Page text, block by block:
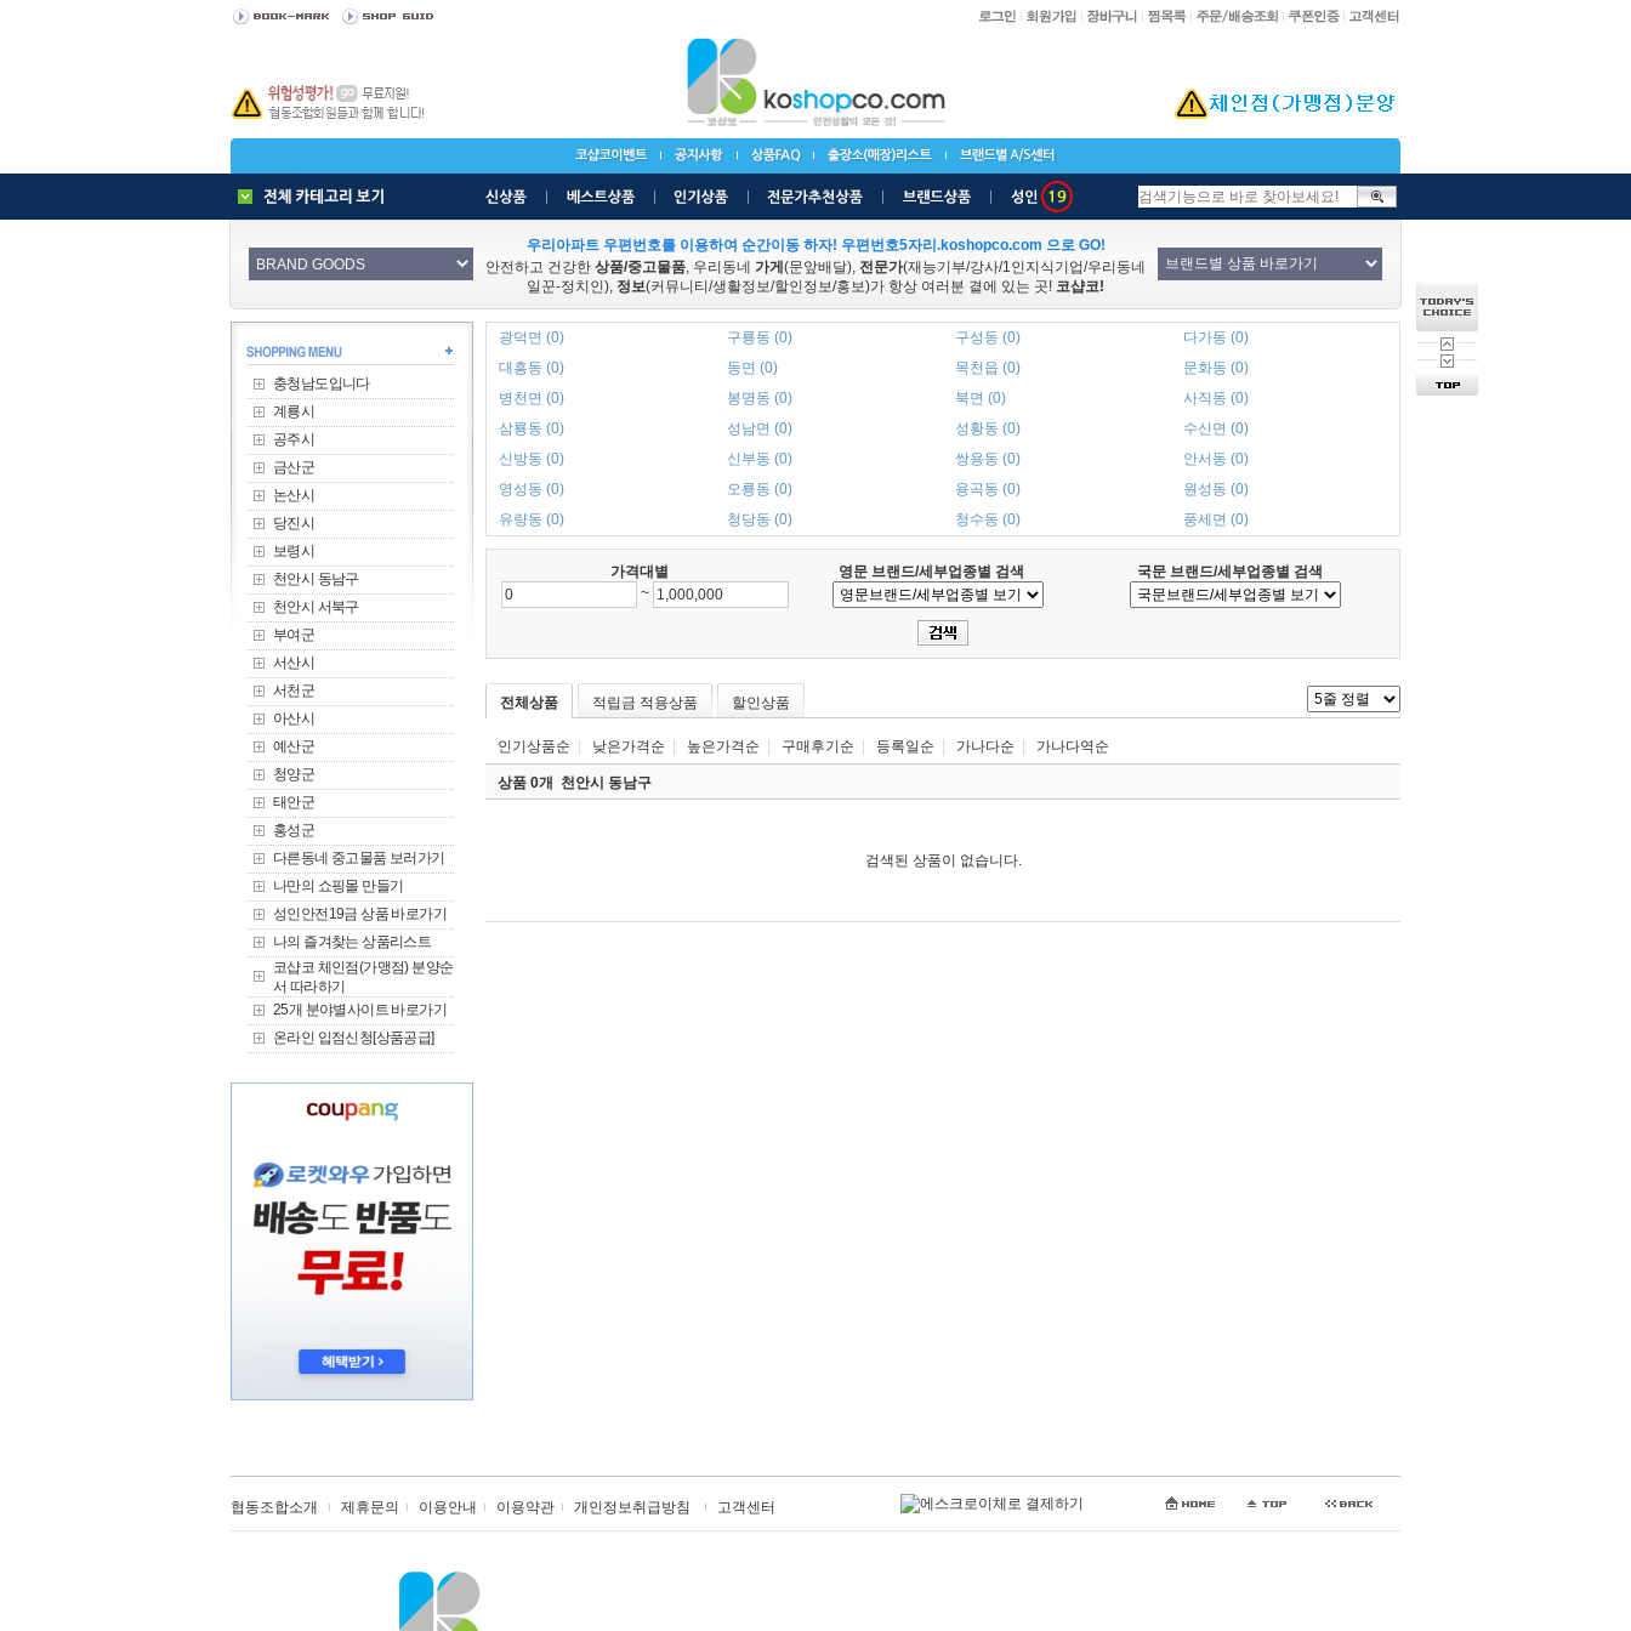
우리아파트 우편번호를 이용하여 순간이동 하자! 우편번호5자리.koshopco.com 으로 GO!
안전하고 건강한 상품/중고물품, 우리동네 가게 (문앞배달), 전문가(재능기부/강사/1인지식기업/우리동네
일꾼-정치인), 정보(커뮤니티/생활정보/할인정보/홍보)가 항상 여러분 곁에 있는 곳! 코샵코!
충청남도입니다
계룡시
공주시
금산군
논산시
당진시
보령시
천안시 동남구
천안시 서북구
부여군
서산시
서천군
아산시
예산군
청양군
태안군
홍성군
다른동네 중고물품 보러가기
나만의 쇼핑몰 만들기
성인안전19금 상품 바로가기
나의 즐겨찾는 상품리스트
코샵코 체인점(가맹점) 분양순
서 따라하기
25개 분야별사이트 바로가기
온라인 입점신청[상품공급]
광덕면 (0) 구룡동 (0) 구성동 (0)
다가동 (0)
대흥동 (0)
동면 (0) 목천읍 (0)
문화동 (0)
병천면 (0)
봉명동 (0) 북면 (0)
사직동 (0)
삼룡동 (0)
성남면 (0) 성황동 (0)
수신면 (0)
신방동 (0)
신부동 (0) 쌍용동 (0)
안서동 (0)
영성동 (0)
오룡동 (0) 용곡동 (0)
원성동 (0)
유량동 (0)
청당동 (0) 청수동 (0) 풍세면 (0)
가격대별 영문 브랜드/세부업종별 검색
국문 브랜드/세부업종별 검색
~
전체상품 적립금 적용상품 할인상품
인기상품순 낮은가격순 높은가격순 구매후기순 등록일순 가나다순 가나다역순
상품 0개 천안시 동남구
검색된 상품이 없습니다.
협동조합소개 제휴문의 이용안내 이용약관 개인정보취급방침 고객센터